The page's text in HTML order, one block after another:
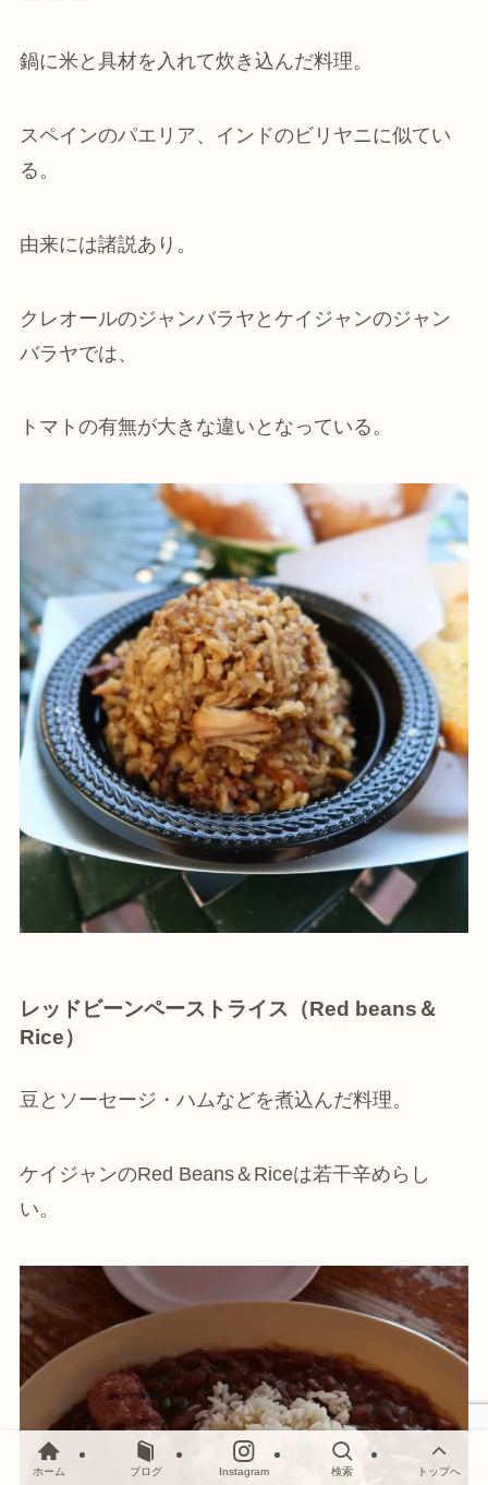
鍋に米と具材を入れて炊き込んだ料理。
スペインのパエリア、インドのビリヤニに似てい
る。
由来には諸説あり。
クレオールのジャンバラヤとケイジャンのジャン
バラヤでは、
トマトの有無が大きな違いとなっている。
レッドビーンペーストライス（Red beans＆
Rice）
豆とソーセージ・ハムなどを煮込んだ料理。
ケイジャンのRed Beans＆Riceは若干辛めらし
い。
ホーム ブログ Instagram 検索 トップへ